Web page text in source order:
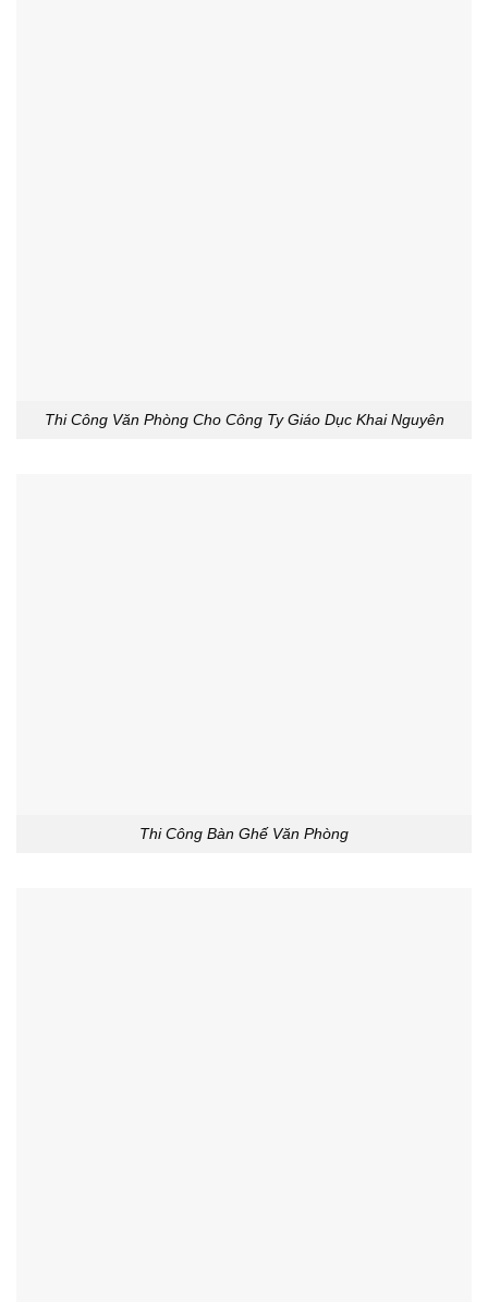
Thi Công Văn Phòng Cho Công Ty Giáo Dục Khai Nguyên
Thi Công Bàn Ghế Văn Phòng